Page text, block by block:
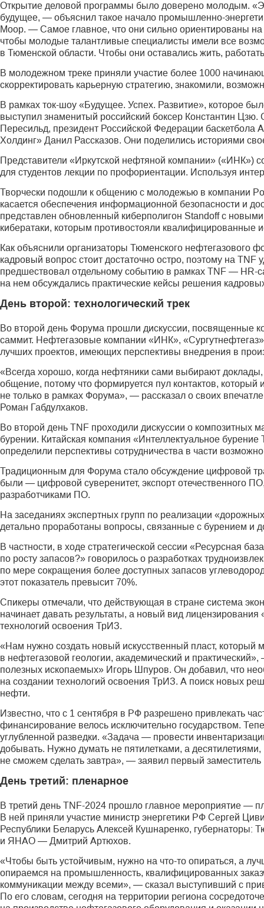
Открытие деловой программы было доверено молодым.
будущее, — объяснил такое начало промышленно-
Моор. — Самое главное, что они сильно ориентированы
чтобы молодые талантливые специалисты имели все
в Тюменской области. Чтобы они оставались жить,
В молодежном треке приняли учас­тие более 1000
скорректировать карьерную стратегию, знакомили,
В рамках ток-шоу «Будущее. Успех. Развитие», которое
выступил знаменитый российский боксер Константин
Пересильд, президент Российской Федерации
Холдинг» Данил Рассказов. Они поделились историями
Представители «Иркутской нефтя­ной компании» («ИНК»)
для студентов лекции по профориентации. Используя
Творчески подошли к общению с молодежью в компании
касается обеспечения информационной безопасности и
представлен обновленный киберполигон Standoff с
кибератаки, которым противостояли квалифицированные
Как объяснили организаторы Тюменского
кадровый вопрос стоит достаточно остро, поэтому на
предшествовал отдельному событию в рамках TNF — HR-
на нем обсуждались практические кейсы решения
День второй: технологический трек
Во второй день Форума прошли дискуссии, посвященные
саммит. Нефте­газовые компании «ИНК»,
лучших проектов, имеющих перспективы внедрения в
«Всегда хорошо, когда нефтяники сами выбирают
общение, потому что формируется пул контактов,
не только в рамках Форума», — рассказал о своих
Роман Габдулхаков.
Во второй день TNF проходили дискуссии о композитных
бурении. Китайская компания «Интеллектуальное
определили перспективы сотрудничества в части
Традиционным для Форума стало обсуждение цифровой
были — цифровой суверенитет, экспорт отечественного
разработчиками ПО.
На заседаниях экспертных групп по реализации
детально проработаны вопросы, связанные с бурением и
В частности, в ходе стратегической сессии «Ресурсная
по росту запасов?» говорилось о разработках
по мере сокращения более доступных запасов
этот показатель превысит 70%.
Спикеры отмечали, что действующая в стране система
начинает давать результаты, а новый вид
технологий освоения ТрИЗ.
«Нам нужно создать новый искусственный пласт,
в нефтегазовой геологии, академический и
полезных ископаемых» Игорь Шпуров. Он добавил, что
на создании технологий освоения ТрИЗ. А поиск новых
нефти.
Известно, что с 1 сентября в РФ разрешено привлекать
финансирование велось исключительно государством.
углубленной разведки. «Задача — провести
добывать. Нужно думать не пятилетками, а
не сможем сделать завтра», — заявил первый
День третий: пленарное
В третий день TNF-2024 прошло главное мероприятие —
В ней приняли участие министр энергетики РФ Сергей
Республики Беларусь Алексей Кушнаренко,
и ЯНАО — Дмитрий Артюхов.
«Чтобы быть устойчивым, нужно на что-то опираться, а
опираемся на промышленность, квалифицированных
коммуникации между всеми», — сказал выступивший с
По его словам, сегодня на территории региона